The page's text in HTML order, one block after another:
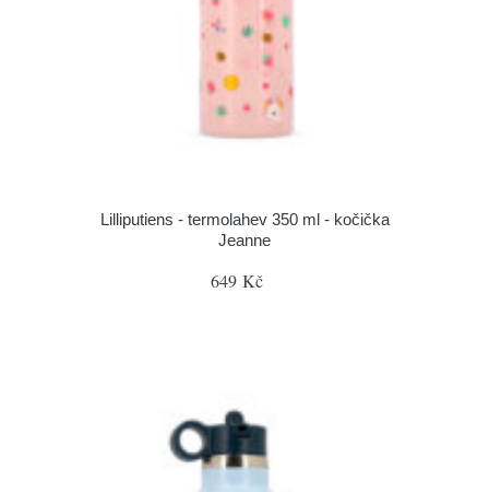
Lilliputiens - termolahev 350 ml - kočička
Jeanne
649 Kč